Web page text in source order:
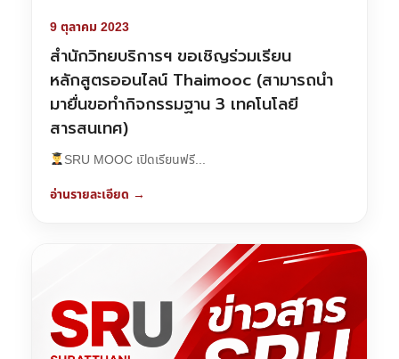
9 ตุลาคม 2023
สำนักวิทยบริการฯ ขอเชิญร่วมเรียน
หลักสูตรออนไลน์ Thaimooc (สามารถนำ
มายื่นขอทำกิจกรรมฐาน 3 เทคโนโลยี
สารสนเทศ)
SRU MOOC เปิดเรียนฟรี...
อ่านรายละเอียด →